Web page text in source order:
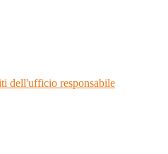
dell'ufficio responsabile